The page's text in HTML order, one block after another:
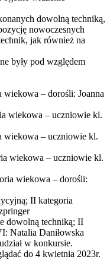
dowolną techniką,
nowoczesnych
jak również na
były pod względem
– dorośli: Joanna
wiekowa – uczniowie kl.
wiekowa – uczniowie kl.
wiekowa – uczniowie kl.
wiekowa – dorośli:
II kategoria
dowolną techniką; II
Natalia Daniłowska
w konkursie.
do 4 kwietnia 2023r.